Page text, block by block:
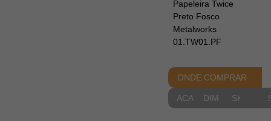
Papeleira Twice
Preto Fosco
Metalworks
01.TW01.PF
ONDE COMPRAR
ACABAMENTOS
DIMENSIONAIS